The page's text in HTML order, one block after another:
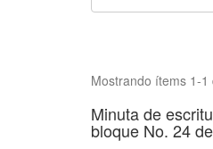
Mostrando ítems 1-1
Minuta de
bloque No. 24